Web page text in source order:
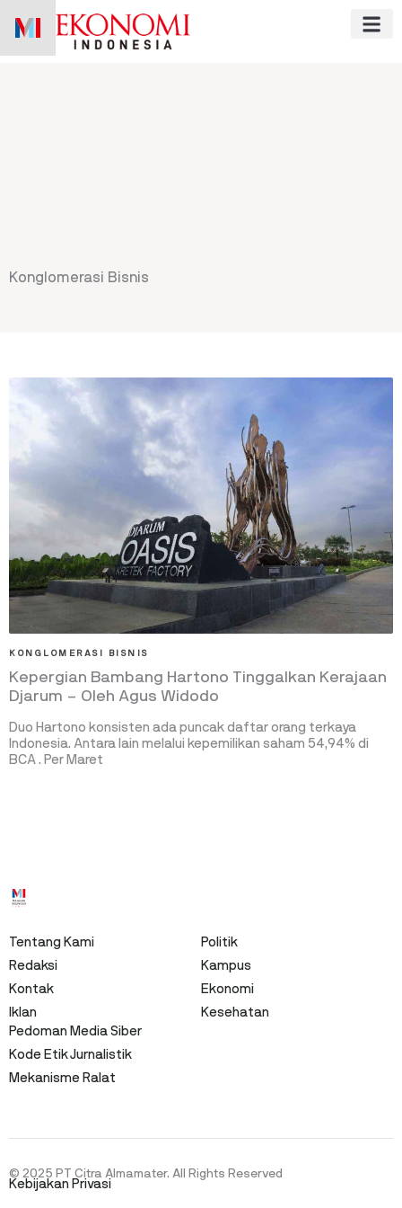
Konglomerasi Bisnis
KONGLOMERASI BISNIS
Kepergian Bambang Hartono Tinggalkan Kerajaan
Djarum – Oleh Agus Widodo
Duo Hartono konsisten ada puncak daftar orang terkaya
Indonesia. Antara lain melalui kepemilikan saham 54,94% di
BCA . Per Maret
Tentang Kami
Redaksi
Kontak
Iklan
Politik
Kampus
Ekonomi
Kesehatan
Pedoman Media Siber
Kode Etik Jurnalistik
Mekanisme Ralat
© 2025 PT Citra Almamater. All Rights Reserved
Kebijakan Privasi